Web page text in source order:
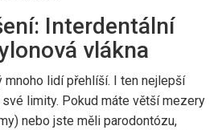
Interdentální
vlákna
mnoho lidí přehlíší. I ten nejlepší
limity. Pokud máte větší mezery
nebo jste měli parodontózu,